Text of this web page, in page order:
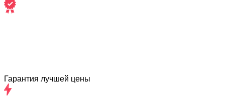
Гарантия лучшей цены